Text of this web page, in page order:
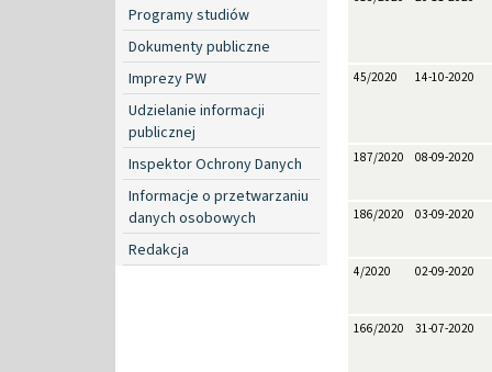
Programy studiów
Dokumenty publiczne
Imprezy PW
Udzielanie informacji
publicznej
Inspektor Ochrony Danych
Informacje o przetwarzaniu
danych osobowych
Redakcja
45/2020 14-10-2020
187/2020 08-09-2020
186/2020 03-09-2020
4/2020 02-09-2020
166/2020 31-07-2020